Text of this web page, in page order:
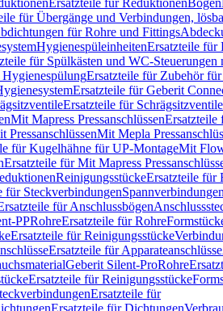
Ersatzteile für ReduktionenBögen
für Übergänge und Verbindungen,
für Rohre und Fittings
HygienespüleinheitenErsatzteile für
für Spülkästen und WC-
Ersatzteile für Zubehör
Ersatzteile für Geberit
Ersatzteile für Schrägsitzventile
Mit Mapress PressanschlüssenErsatzteile
Mit Mepla
für Kugelhähne für UP-MontageMit
Ersatzteile für Mit Mapress
ReinigungsstückeErsatzteile für
für SteckverbindungenSpannverbindungen
für Anschlussbögen
PPRohreErsatzteile für Rohre
Ersatzteile für Reinigungsstücke
Ersatzteile für Apparateanschlüsse
Geberit Silent-ProRohre
Ersatzteile für Reinigungsstücke
Ersatzteile für
Ersatzteile für Dichtungen